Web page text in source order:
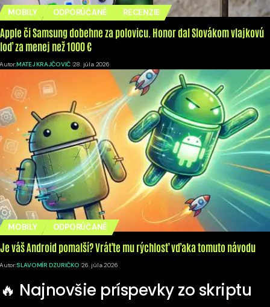
MOBILY ODPORÚČANÉ RECENZIE
Apple či Samsung dobehne za polovicu. Honor dal Slovákom vlajkovú
loď za menej než 1000 €
Autor:MATEJ KRAJČOVIČ 28. júla 2026
MOBILY ODPORÚČANÉ
Je váš Android pomalší? Vráťte mu rýchlosť vďaka tomuto návodu
Autor:SLAVOMÍR DZURIČKO 26. júla 2026
🔥 Najnovšie príspevky zo skriptu